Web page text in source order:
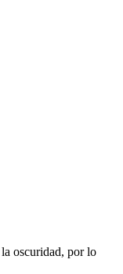
oscuridad, por lo